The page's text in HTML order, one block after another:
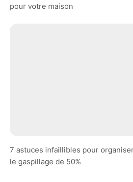
pour votre maison
7 astuces infaillibles pour
le gaspillage de 50%